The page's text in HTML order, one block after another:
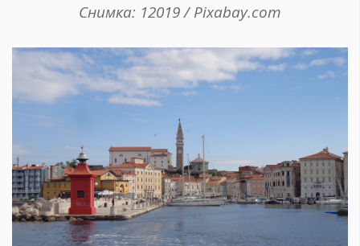
Снимка: 12019 / Pixabay.com